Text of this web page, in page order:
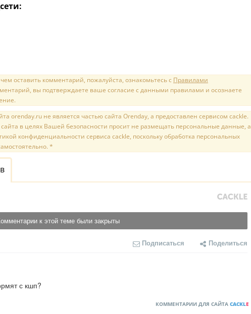
оставить комментарий, пожалуйста, ознакомьтесь с Правилами
вы подтверждаете ваше согласие с данными правилами и осознаете
orenday.ru не является частью сайта Orenday, а предоставлен сервисом cackle.
в целях Вашей безопасности просит не размещать персональные данные, а
конфиденциальности сервиса cackle, поскольку обработка персональных
*
к этой теме были закрыты
Подписаться Поделиться
с кшп?
КОММЕНТАРИИ ДЛЯ САЙТА CACKLE